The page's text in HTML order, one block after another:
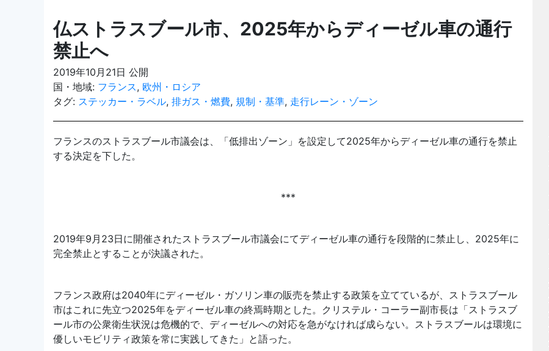
仏ストラスブール市、2025年からディーゼル車の通行
禁止へ
2019年10月21日 公開
国・地域: フランス, 欧州・ロシア
タグ: ステッカー・ラベル, 排ガス・燃費, 規制・基準, 走行レーン・ゾーン
フランスのストラスブール市議会は、「低排出ゾーン」を設定して2025年からディーゼル車の通行を禁止
する決定を下した。
***
2019年9月23日に開催されたストラスブール市議会にてディーゼル車の通行を段階的に禁止し、2025年に
完全禁止とすることが決議された。
フランス政府は2040年にディーゼル・ガソリン車の販売を禁止する政策を立てているが、ストラスブール
市はこれに先立つ2025年をディーゼル車の終焉時期とした。クリステル・コーラー副市長は「ストラスブ
ール市の公衆衛生状況は危機的で、ディーゼルへの対応を急がなければ成らない。ストラスブールは環境に
優しいモビリティ政策を常に実践してきた」と語った。